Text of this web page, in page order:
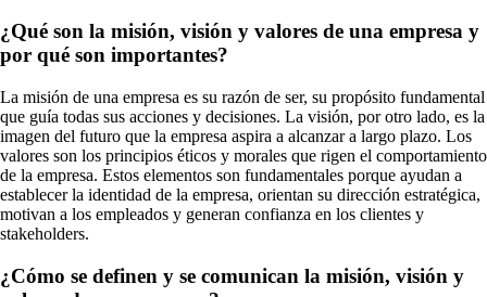
¿Qué son la misión, visión y valores de una empresa y
por qué son importantes?
La misión de una empresa es su razón de ser, su propósito fundamental
que guía todas sus acciones y decisiones. La visión, por otro lado, es la
imagen del futuro que la empresa aspira a alcanzar a largo plazo. Los
valores son los principios éticos y morales que rigen el comportamiento
de la empresa. Estos elementos son fundamentales porque ayudan a
establecer la identidad de la empresa, orientan su dirección estratégica,
motivan a los empleados y generan confianza en los clientes y
stakeholders.
¿Cómo se definen y se comunican la misión, visión y